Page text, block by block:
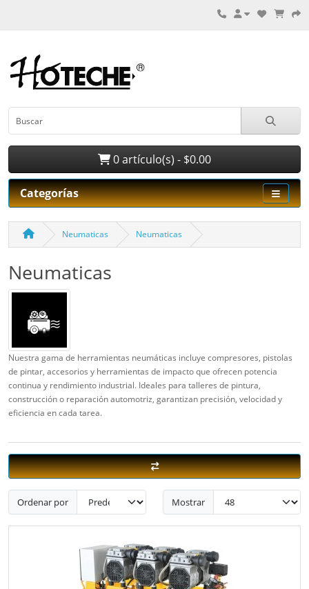
0 artículo(s) - $0.00
Categorías
Neumaticas Neumaticas
Neumaticas
Nuestra gama de herramientas neumáticas incluye compresores, pistolas
de pintar, accesorios y herramientas de impacto que ofrecen potencia
continua y rendimiento industrial. Ideales para talleres de pintura,
construcción o reparación automotriz, garantizan precisión, velocidad y
eficiencia en cada tarea.
Ordenar por Mostrar